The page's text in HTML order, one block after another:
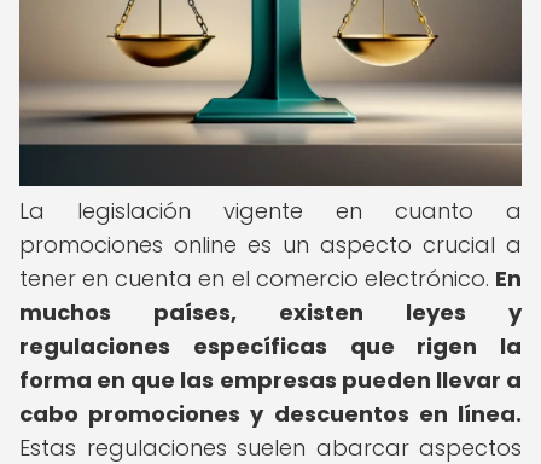
La legislación vigente en cuanto a
promociones online es un aspecto crucial a
tener en cuenta en el comercio electrónico. En
muchos países, existen leyes y
regulaciones específicas que rigen la
forma en que las empresas pueden llevar a
cabo promociones y descuentos en línea.
Estas regulaciones suelen abarcar aspectos